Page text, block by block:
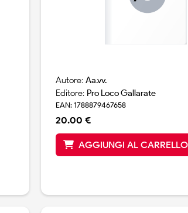
Autore:Aa.vv.
Editore: Pro Loco Gallarate
EAN: 1788879467658
20.00 €
AGGIUNGI AL CARRELLO